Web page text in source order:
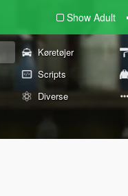
Show Adult
Køretøjer
Scripts
Diverse